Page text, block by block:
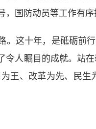
，国防动员等工作有
这十年，是砥砺前行
令人瞩目的成就。站
为王、改革为先、民